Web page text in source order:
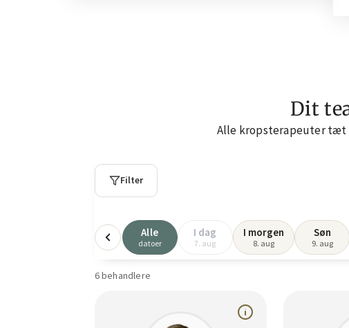
Dit
Alle kropsterapeuter tæt
Filter
Alle
datoer
I dag
7. aug
I morgen
8. aug
Søn
9. aug
6 behandlere